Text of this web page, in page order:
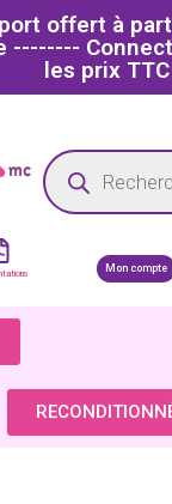
offert à
--------
les prix TTC
dédié aux professionnels
Mon compte